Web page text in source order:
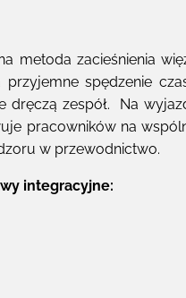
metoda zacieśnienia
spędzenie
dręczą zespół. Na
pracowników na
w przewodnictwo.
integracyjne: